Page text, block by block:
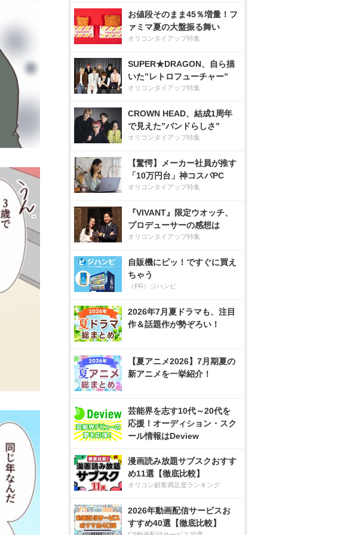
お値段そのまま45％増量！フ
ァミマ夏の大盤振る舞い
オリコンタイアップ特集
SUPER★DRAGON、自ら描
いた”レトロフューチャー”
オリコンタイアップ特集
CROWN HEAD、結成1周年
で見えた”バンドらしさ”
オリコンタイアップ特集
【驚愕】メーカー社員が推す
「10万円台」神コスパPC
オリコンタイアップ特集
『VIVANT』限定ウオッチ、
プロデューサーの感想は
オリコンタイアップ特集
自販機にピッ！ですぐに買え
ちゃう
（PR）ジハンピ
2026年7月夏ドラマも、注目
作＆話題作が勢ぞろい！
【夏アニメ2026】7月期夏の
新アニメを一挙紹介！
芸能界を志す10代～20代を
応援！オーディション・スク
ール情報はDeview
漫画読み放題サブスクおすす
め11選【徹底比較】
オリコン顧客満足度ランキング
2026年動画配信サービスお
すすめ40選【徹底比較】